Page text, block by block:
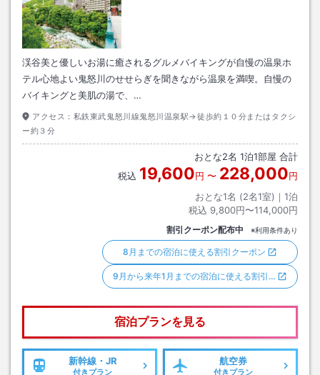
渓谷美と優しいお湯に癒されるグルメバイキングが自慢の温泉ホ
テル心地よい鬼怒川のせせらぎを聞きながら温泉を満喫。自慢の
バイキングと美肌の湯で、…
アクセス： 私鉄東武鬼怒川線鬼怒川温泉駅→徒歩約１０分またはタクシ
ー約３分
おとな2名 1泊1部屋 合計
税込 19,600円 〜 228,000円
おとな1名 (2名1室)｜ 1泊
税込 9,800円〜114,000円
割引クーポン配布中 ※利用条件あり
8月までの宿泊に使える割引クーポン
9月から来年1月までの宿泊に使える割引…
宿泊プランを見る
新幹線・JR
付きプラン
航空券
付きプラン